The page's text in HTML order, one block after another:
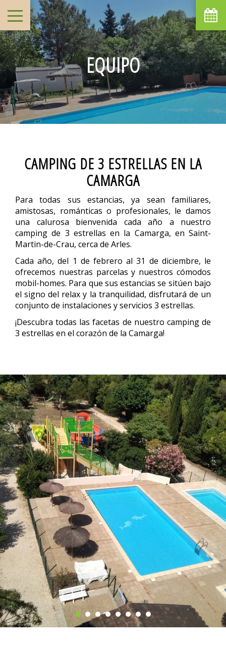
EQUIPO
CAMPING DE 3 ESTRELLAS EN LA
CAMARGA
Para todas sus estancias, ya sean familiares,
amistosas, románticas o profesionales, le damos
una calurosa bienvenida cada año a nuestro
camping de 3 estrellas en la Camarga, en Saint-
Martin-de-Crau, cerca de Arles.
Cada año, del 1 de febrero al 31 de diciembre, le
ofrecemos nuestras parcelas y nuestros cómodos
mobil-homes. Para que sus estancias se sitúen bajo
el signo del relax y la tranquilidad, disfrutará de un
conjunto de instalaciones y servicios 3 estrellas.
¡Descubra todas las facetas de nuestro camping de
3 estrellas en el corazón de la Camarga!